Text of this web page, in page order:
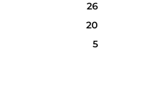
26
20
5